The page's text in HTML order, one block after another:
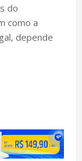
do
como a
depende